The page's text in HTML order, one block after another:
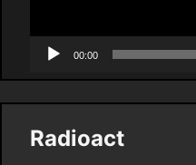
00:00
Radioact